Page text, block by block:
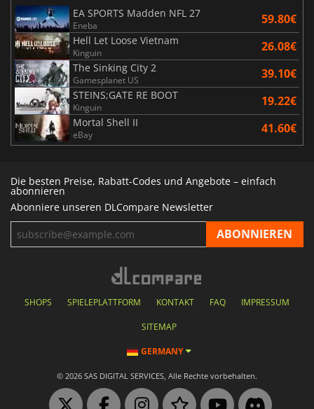
EA SPORTS Madden NFL 27
Eneba 59.80€
Hell Let Loose Vietnam
Kinguin 26.08€
The Sinking City 2
Gamesplanet US 39.10€
STEINS;GATE RE BOOT
Kinguin 19.22€
Mortal Shell II
eBay 41.60€
Die besten Preise, Rabatt-Codes und Angebote – einfach
abonnieren
Abonniere unseren DLCompare Newsletter
SHOPS SPIELEPLATTFORM KONTAKT FAQ IMPRESSUM
SITEMAP
GERMANY
© 2026 SAS DIGITAL SERVICES, Alle Rechte vorbehalten.